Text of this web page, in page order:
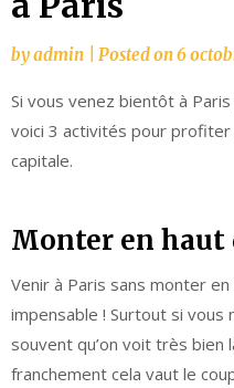
byadmin Posted on6
Si vous venez bientôt à
voici 3 activités pour
capitale.
Monter en haut
Venir à Paris sans monter
impensable ! Surtout si vous
souvent qu’on voit très bien
franchement cela vaut le